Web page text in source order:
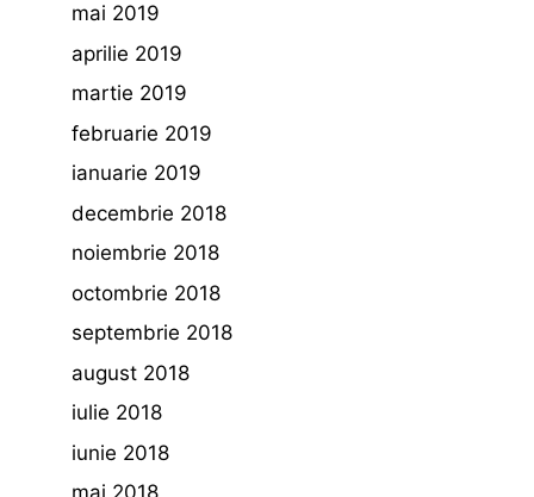
mai 2019
aprilie 2019
martie 2019
februarie 2019
ianuarie 2019
decembrie 2018
noiembrie 2018
octombrie 2018
septembrie 2018
august 2018
iulie 2018
iunie 2018
mai 2018